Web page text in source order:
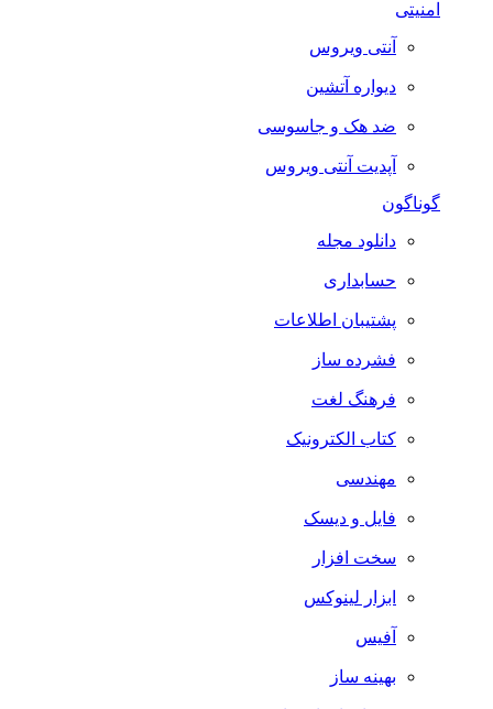
آنتی ویروس
دیواره آتشین
ضد هک و جاسوسی
آپدیت آنتی ویروس
گوناگون
دانلود مجله
حسابداری
پشتیبان اطلاعات
فشرده ساز
فرهنگ لغت
کتاب الکترونیک
مهندسی
فایل و دیسک
سخت افزار
ابزار لینوکس
آفیس
بهینه ساز